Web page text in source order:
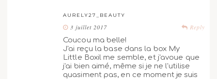
AURELY27_BEAUTY
Reply
3 juillet 2017
Coucou ma belle!
J'ai reçu la base dans la box My
Little Boxil me semble, et j'avoue que
j'ai bien aimé, même si je ne l'utilise
quasiment pas, en ce moment je suis